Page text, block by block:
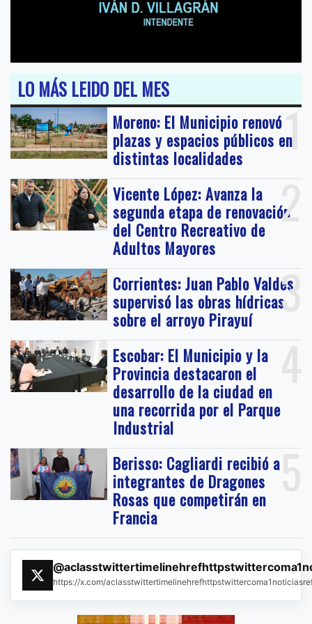
LO MÁS LEIDO DEL MES
1
Moreno: El Municipio renovó
plazas y espacios públicos en
distintas localidades
2
Vicente López: Avanza la
segunda etapa de renovación
del Centro Recreativo de
Adultos Mayores
3
Corrientes: Juan Pablo Valdés
supervisó las obras hídricas
sobre el arroyo Pirayuí
4
Escobar: El Municipio y la
Provincia destacaron el
desarrollo de la ciudad en
una recorrida por el Parque
Industrial
5
Berisso: Cagliardi recibió a
integrantes de Dragones
Rosas que competirán en
Francia
https://x.com/